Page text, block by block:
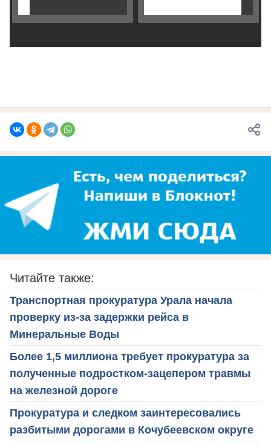
Читайте также:
Транспортная прокуратура Урала начала
проверку из-за задержки рейса в
Минеральные Воды
Более 1,5 миллиона требует прокуратура за
полученные подростком-зацепером травмы
на железной дороге
Прокуратура и следком заинтересовались
разбитыми дорогами в Кочубеевском округе